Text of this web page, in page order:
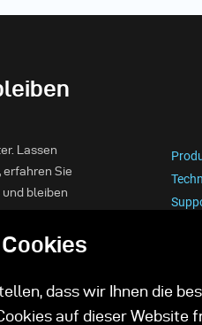
Lassen
erfahren Sie
bleiben
dass wir Ihnen die
auf dieser Website